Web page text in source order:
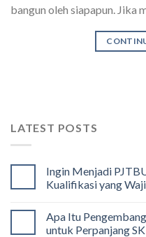
bangun oleh siapapun. Jika
LATEST POSTS
Ingin Menjadi
Kualifikasi yang
Apa Itu
untuk Perpanjang